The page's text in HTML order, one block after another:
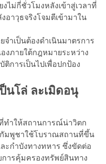
ไม่กี่ชั่วโมงหลังเข้าสู่เวลาที่
อาวุธจริงโจมตีเข้ามาใน
ำเป็นต้องดำเนินมาตรการ
งภายใต้กฎหมายระหว่าง
การเป็นไปเพื่อปกป้อง
นโล่ ละเมิดอนุ
ที่ทำให้สถานการณ์น่าวิตก
มพูชาใช้โบราณสถานที่ขึ้น
ะกำบังทางทหาร ซึ่งขัดต่อ
ารคุ้มครองทรัพย์สินทาง